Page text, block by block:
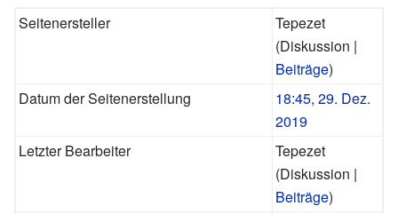
Seitenersteller
Tepezet
(Diskussion |
Beiträge)
Datum der Seitenerstellung
18:45, 29. Dez.
2019
Letzter Bearbeiter
Tepezet
(Diskussion |
Beiträge)